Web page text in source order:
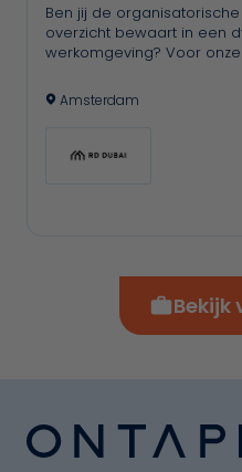
Ben jij de
overzicht bewaart in een
werkomgeving? Voor onze
Amsterdam
Bekijk